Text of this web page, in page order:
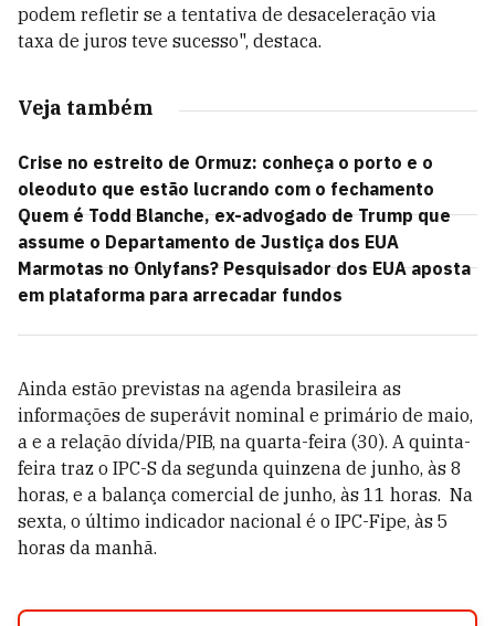
podem refletir se a tentativa de desaceleração via
taxa de juros teve sucesso", destaca.
Veja também
Crise no estreito de Ormuz: conheça o porto e o
oleoduto que estão lucrando com o fechamento
Quem é Todd Blanche, ex-advogado de Trump que
assume o Departamento de Justiça dos EUA
Marmotas no Onlyfans? Pesquisador dos EUA aposta
em plataforma para arrecadar fundos
Ainda estão previstas na agenda brasileira as
informações de superávit nominal e primário de maio,
a e a relação dívida/PIB, na quarta-feira (30). A quinta-
feira traz o IPC-S da segunda quinzena de junho, às 8
horas, e a balança comercial de junho, às 11 horas. Na
sexta, o último indicador nacional é o IPC-Fipe, às 5
horas da manhã.